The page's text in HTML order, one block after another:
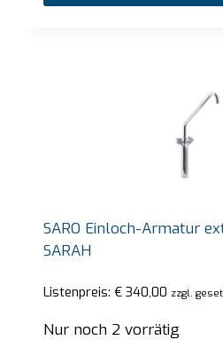
SARO Einloch-Armatur
SARAH
Listenpreis: €340,00 zzgl.
Nur noch 2 vorrätig